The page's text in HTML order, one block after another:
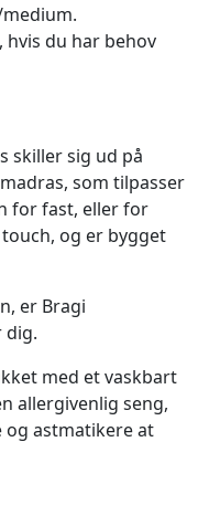
hvis du har behov
skiller sig ud på
som tilpasser
for fast, eller for
og er bygget
er Bragi
dig.
med et vaskbart
allergivenlig seng,
astmatikere at